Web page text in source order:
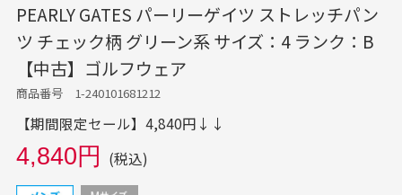
PEARLY GATES パーリーゲイツ ストレッチパン
ツ チェック柄 グリーン系 サイズ：4 ランク：B
【中古】ゴルフウェア
商品番号 1-240101681212
【期間限定セール】4,840円↓↓
4,840円 (税込)